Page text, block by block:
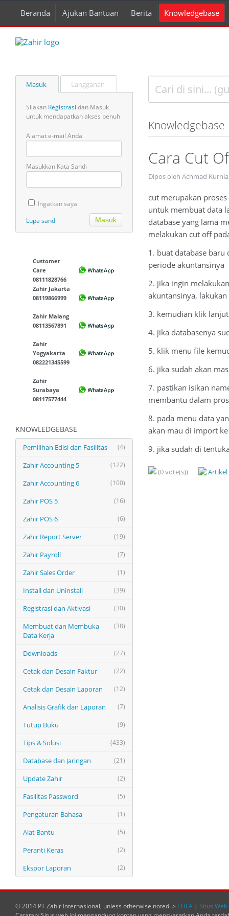
Beranda Ajukan Bantuan Berita Knowledgebase
Masuk Langganan
Silakan Registrasi dan Masuk
untuk mendapatkan akses penuh
Alamat e-mail Anda
Masukkan Kata Sandi
Ingatkan saya
Lupa sandi
Customer
Care
08111828766
Zahir Jakarta
08119866999
Zahir Malang
08113567891
Zahir
Yogyakarta
082221345599
Zahir
Surabaya
08117577444
KNOWLEDGEBASE
(4)
Pemilihan Edisi dan Fasilitas
(122)
Zahir Accounting 5
(100)
Zahir Accounting 6
(16)
Zahir POS 5
(6)
Zahir POS 6
(19)
Zahir Report Server
(7)
Zahir Payroll
(1)
Zahir Sales Order
(39)
Install dan Uninstall
(30)
Registrasi dan Aktivasi
(38)
Membuat dan Membuka
Data Kerja
(27)
Downloads
(22)
Cetak dan Desain Faktur
(12)
Cetak dan Desain Laporan
(7)
Analisis Grafik dan Laporan
(9)
Tutup Buku
(433)
Tips & Solusi
(21)
Database dan Jaringan
(2)
Update Zahir
(5)
Fasilitas Password
(1)
Pengaturan Bahasa
(5)
Alat Bantu
(2)
Peranti Keras
(2)
Ekspor Laporan
Knowledgebase
Cara Cut
Dipos oleh Achmad
cut merupakan
untuk membuat data
database yang lama
melakukan cut off
1. buat database baru
periode akuntansinya
2. jika ingin
akuntansinya, lakukan
3. kemudian klik
4. jika databasenya
5. klik menu file
6. jika sudah akan
7. pastikan isikan
membantu dalam
8. pada menu data
akan mau di import
9. jika sudah di
(0 vote(s))
© 2014 PT Zahir Internasional, unless otherwise noted. > EULA | Situs